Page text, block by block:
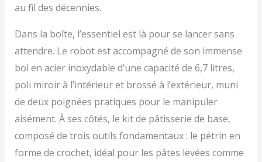
au fil des décennies.
Dans la boîte, l’essentiel est là pour se lancer sans
attendre. Le robot est accompagné de son immense
bol en acier inoxydable d’une capacité de 6,7 litres,
poli miroir à l’intérieur et brossé à l’extérieur, muni
de deux poignées pratiques pour le manipuler
aisément. À ses côtés, le kit de pâtisserie de base,
composé de trois outils fondamentaux : le pétrin en
forme de crochet, idéal pour les pâtes levées comme